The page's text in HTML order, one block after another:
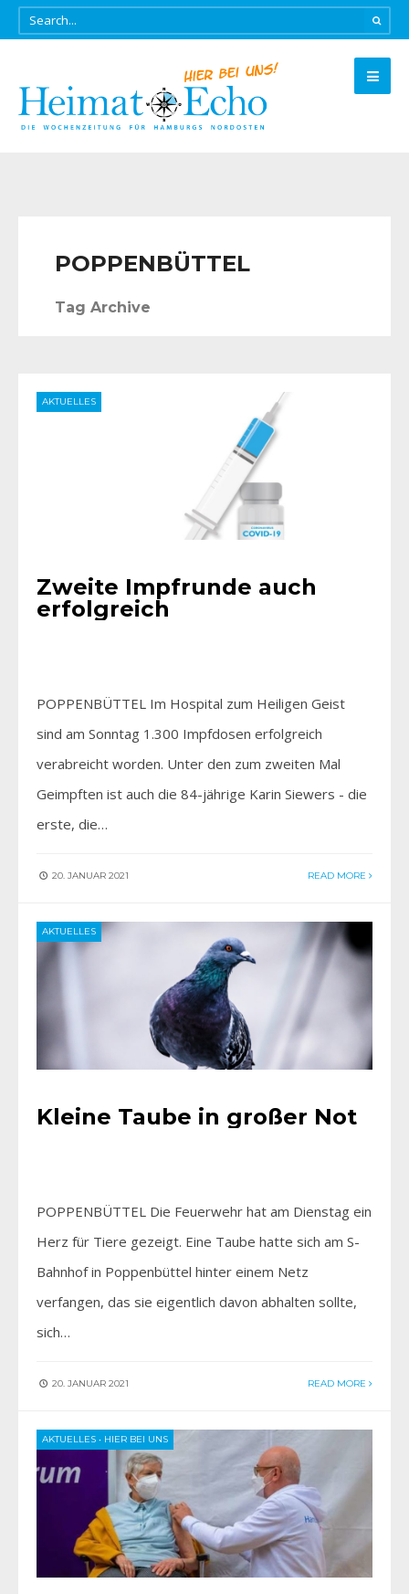
POPPENBÜTTEL
Tag Archive
AKTUELLES
Zweite Impfrunde auch
erfolgreich
POPPENBÜTTEL Im Hospital zum Heiligen Geist
sind am Sonntag 1.300 Impfdosen erfolgreich
verabreicht worden. Unter den zum zweiten Mal
Geimpften ist auch die 84-jährige Karin Siewers - die
erste, die…
20. JANUAR 2021 READ MORE
AKTUELLES
Kleine Taube in großer Not
POPPENBÜTTEL Die Feuerwehr hat am Dienstag ein
Herz für Tiere gezeigt. Eine Taube hatte sich am S-
Bahnhof in Poppenbüttel hinter einem Netz
verfangen, das sie eigentlich davon abhalten sollte,
sich…
20. JANUAR 2021 READ MORE
AKTUELLES • HIER BEI UNS